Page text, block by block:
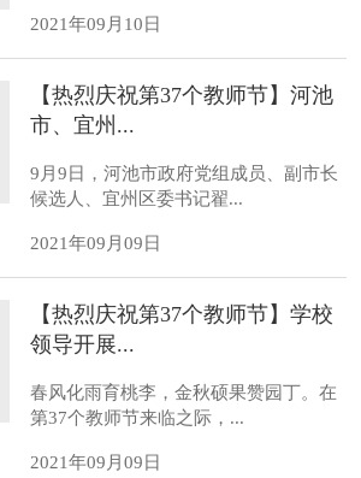
2021年09月10日
【热烈庆祝第37个教师节】河池
市、宜州...
9月9日，河池市政府党组成员、副市长
候选人、宜州区委书记翟...
2021年09月09日
【热烈庆祝第37个教师节】学校
领导开展...
春风化雨育桃李，金秋硕果赞园丁。在
第37个教师节来临之际，...
2021年09月09日